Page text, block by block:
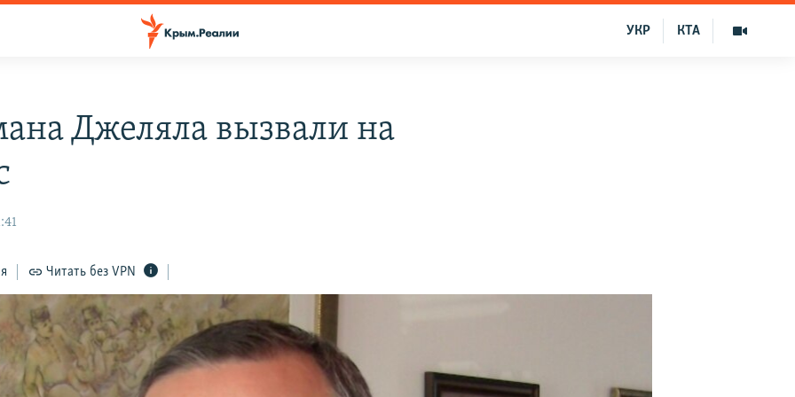
КТА
УКР
Джеляла вызвали на
Читать без VPN